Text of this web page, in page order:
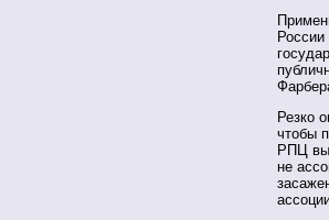
Резко
чтобы
РПЦ
не